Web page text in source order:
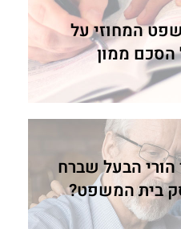
המחוזי על
ממון
הורי הבעל שברח
בית המשפט?